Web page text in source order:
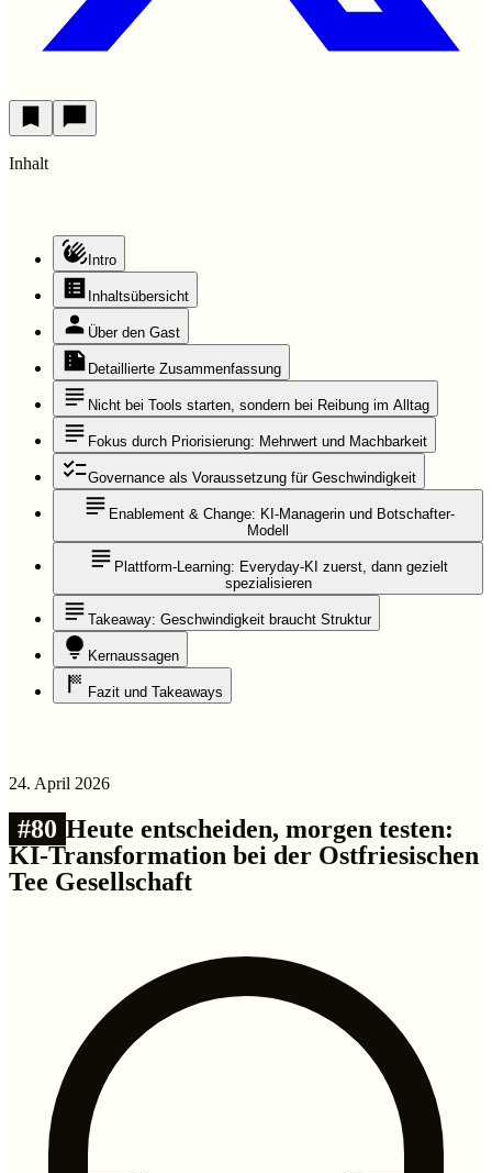
Inhalt
Intro
Inhaltsübersicht
Über den Gast
Detaillierte Zusammenfassung
Nicht bei Tools starten, sondern bei Reibung im Alltag
Fokus durch Priorisierung: Mehrwert und Machbarkeit
Governance als Voraussetzung für Geschwindigkeit
Enablement & Change: KI-Managerin und Botschafter-
Modell
Plattform-Learning: Everyday-KI zuerst, dann gezielt
spezialisieren
Takeaway: Geschwindigkeit braucht Struktur
Kernaussagen
Fazit und Takeaways
24. April 2026
#80 Heute entscheiden, morgen testen:
KI-Transformation bei der Ostfriesischen
Tee Gesellschaft